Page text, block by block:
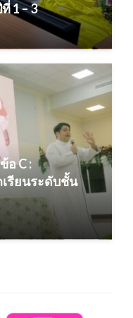
1 – 3
อ C :
เรียนระดับชั้น